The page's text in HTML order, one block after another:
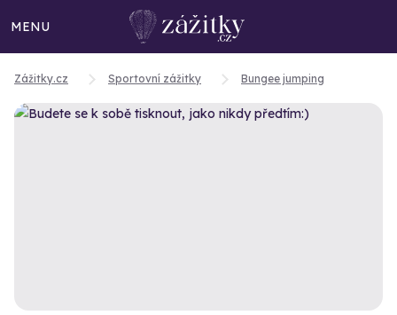
MENU
Zážitky.cz Sportovní zážitky Bungee jumping